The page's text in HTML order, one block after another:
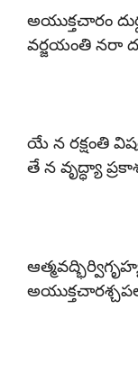
అయుక్తచారం
వర్జయంతి నరా
యే న రక్షంతి
తే న వృద్ధ్యా